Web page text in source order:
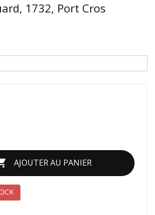
1732, Port Cros
AJOUTER AU PANIER